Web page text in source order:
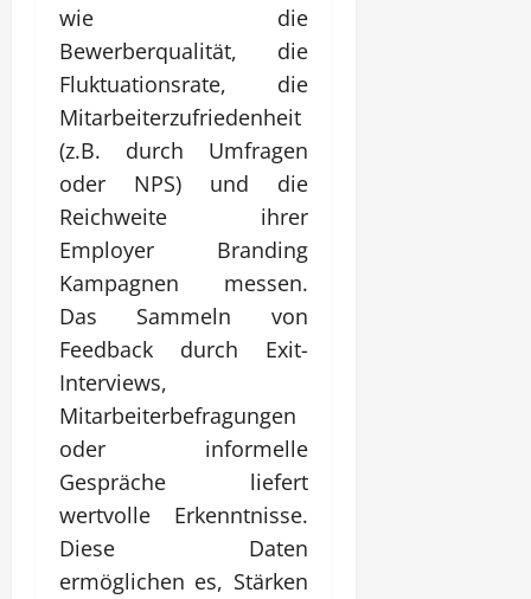
wie die
Bewerberqualität, die
Fluktuationsrate, die
Mitarbeiterzufriedenheit
(z.B. durch Umfragen
oder NPS) und die
Reichweite ihrer
Employer Branding
Kampagnen messen.
Das Sammeln von
Feedback durch Exit-
Interviews,
Mitarbeiterbefragungen
oder informelle
Gespräche liefert
wertvolle Erkenntnisse.
Diese Daten
ermöglichen es, Stärken